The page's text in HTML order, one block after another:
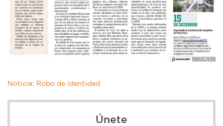
Noticia: Robo de identidad
Únete